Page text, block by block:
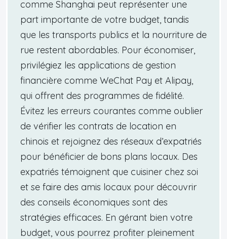
comme Shanghai peut représenter une
part importante de votre budget, tandis
que les transports publics et la nourriture de
rue restent abordables. Pour économiser,
privilégiez les applications de gestion
financière comme WeChat Pay et Alipay,
qui offrent des programmes de fidélité.
Évitez les erreurs courantes comme oublier
de vérifier les contrats de location en
chinois et rejoignez des réseaux d’expatriés
pour bénéficier de bons plans locaux. Des
expatriés témoignent que cuisiner chez soi
et se faire des amis locaux pour découvrir
des conseils économiques sont des
stratégies efficaces. En gérant bien votre
budget, vous pourrez profiter pleinement